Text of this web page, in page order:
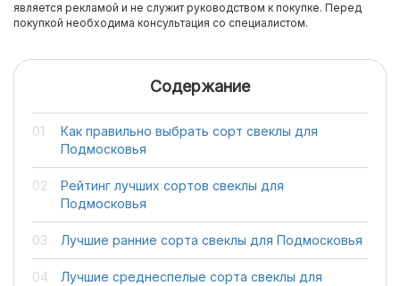
является рекламой и не служит руководством к покупке. Перед
покупкой необходима консультация со специалистом.
Содержание
Как правильно выбрать сорт свеклы для
Подмосковья
Рейтинг лучших сортов свеклы для
Подмосковья
Лучшие ранние сорта свеклы для Подмосковья
Лучшие среднеспелые сорта свеклы для